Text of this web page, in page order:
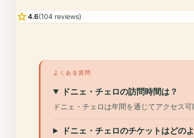
star4.6(104 reviews)
よくある質問
ドニェ・チェロの訪問時間は？
ドニェ・チェロは年間を通じてアクセス
ドニェ・チェロのチケットはどの